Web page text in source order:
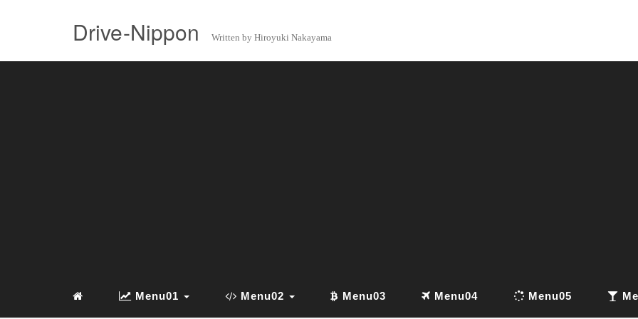
Drive-Nippon Written by Hiroyuki Nakayama
Menu01 Menu02 Menu03 Menu04 Menu05